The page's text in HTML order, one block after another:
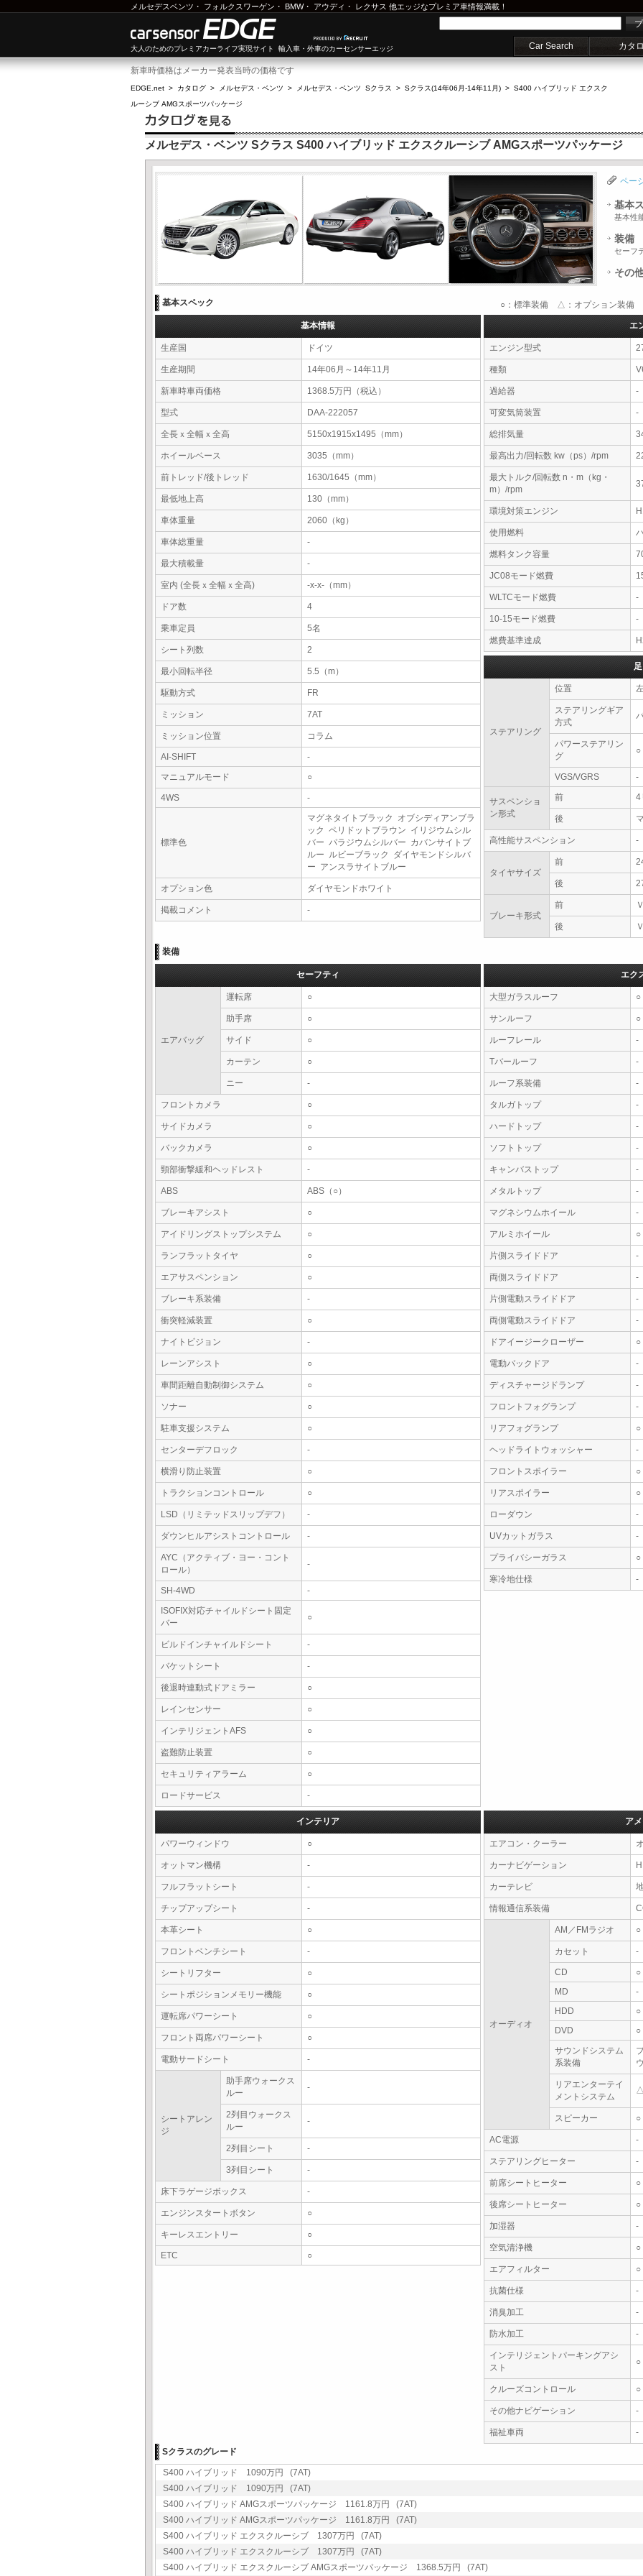
メルセデスベンツ ・ フォルクスワーゲン ・ BMW・ アウディ ・ レクサス 他エッジなプレミア車情報満載！
大人のためのプレミアカーライフ実現サイト 輸入車・外車のカーセンサーエッジ Car Search カタ
新車時価格はメーカー発表当時の価格です
EDGE.net > カタログ > メルセデス・ベンツ > メルセデス・ベンツ Sクラス > Sクラス(14年06月-14年11月) > S400 ハイブリッド エクスク
ルーシブ AMGスポーツパッケージ
メルセデス・ベンツ Sクラス S400 ハイブリッド エクスクルーシブ AMGスポーツパッケージ
ペー
基本
基本性
装備
セーフ
その
基本スペック ○：標準装備 △：オプション装備 -
基本情報
生産国 ドイツ
生産期間 14年06月～14年11月
新車時車両価格 1368.5万円（税込）
型式 DAA-222057
全長ｘ全幅ｘ全高 5150x1915x1495（mm）
ホイールベース 3035（mm）
前トレッド/後トレッド 1630/1645（mm）
最低地上高 130（mm）
車体重量 2060（kg）
車体総重量 -
最大積載量 -
室内 (全長ｘ全幅ｘ全高) -x-x-（mm）
ドア数 4
乗車定員 5名
シート列数 2
最小回転半径 5.5（m）
駆動方式 FR
ミッション 7AT
ミッション位置 コラム
AI-SHIFT
-
マニュアルモード
○
4WS -
標準色
マグネタイトブラック オブシディアンブラ
ック ペリドットブラウン イリジウムシル
バー パラジウムシルバー カバンサイトブ
ルー ルビーブラック ダイヤモンドシルバ
ー アンスラサイトブルー
オプション色 ダイヤモンドホワイト
掲載コメント -
エ
エンジン型式
種類
過給器 -
可変気筒装置 -
総排気量
最高出力/回転数 kw（ps）/rpm
最大トルク/回転数 n・m（kg・
m）/rpm
環境対策エンジン
使用燃料
燃料タンク容量
JC08モード燃費
WLTCモード燃費 -
10-15モード燃費 -
燃費基準達成
ステアリング
位置
ステアリングギア
方式
パワーステアリン
グ
○
VGS/VGRS -
サスペンショ
ン形式
前 4
後
高性能サスペンション -
タイヤサイズ
前
後
ブレーキ形式
前
後
装備
セーフティ
エアバッグ
運転席 ○
助手席 ○
サイド ○
カーテン ○
ニー -
フロントカメラ ○
サイドカメラ ○
バックカメラ ○
頸部衝撃緩和ヘッドレスト -
ABS ABS（○）
ブレーキアシスト ○
アイドリングストップシステム ○
ランフラットタイヤ ○
エアサスペンション ○
ブレーキ系装備 -
衝突軽減装置 ○
ナイトビジョン -
レーンアシスト ○
車間距離自動制御システム ○
ソナー ○
駐車支援システム ○
センターデフロック -
横滑り防止装置 ○
トラクションコントロール ○
LSD（リミテッドスリップデフ） -
ダウンヒルアシストコントロール -
AYC（アクティブ・ヨー・コント
ロール）
-
SH-4WD
-
ISOFIX対応チャイルドシート固定
バー
○
ビルドインチャイルドシート -
バケットシート -
後退時連動式ドアミラー ○
レインセンサー ○
インテリジェントAFS ○
盗難防止装置 ○
セキュリティアラーム ○
ロードサービス -
エク
大型ガラスルーフ ○
サンルーフ ○
ルーフレール -
Tバールーフ -
ルーフ系装備 -
タルガトップ -
ハードトップ -
ソフトトップ -
キャンバストップ -
メタルトップ -
マグネシウムホイール -
アルミホイール ○
片側スライドドア -
両側スライドドア -
片側電動スライドドア -
両側電動スライドドア -
ドアイージークローザー ○
電動バックドア -
ディスチャージドランプ -
フロントフォグランプ -
リアフォグランプ ○
ヘッドライトウォッシャー -
フロントスポイラー ○
リアスポイラー ○
ローダウン -
UVカットガラス -
プライバシーガラス ○
寒冷地仕様 -
インテリア
パワーウィンドウ ○
オットマン機構 -
フルフラットシート -
チップアップシート -
本革シート ○
フロントベンチシート -
シートリフター ○
シートポジションメモリー機能 ○
運転席パワーシート ○
フロント両席パワーシート ○
電動サードシート -
シートアレン
ジ
助手席ウォークス
ルー
-
2列目ウォークス
ルー
-
2列目シート -
3列目シート -
床下ラゲージボックス -
エンジンスタートボタン ○
キーレスエントリー ○
ETC ○
ア
エアコン・クーラー
カーナビゲーション
カーテレビ
情報通信系装備
オーディオ
AM／FMラジオ ○
カセット -
CD
○
MD
-
HDD
○
DVD
○
サウンドシステム
系装備
リアエンターテイ
メントシステム
スピーカー ○
AC電源 -
ステアリングヒーター -
前席シートヒーター ○
後席シートヒーター ○
加湿器 -
空気清浄機 ○
エアフィルター ○
抗菌仕様 -
消臭加工 -
防水加工 -
インテリジェントパーキングアシ
スト
○
クルーズコントロール ○
その他ナビゲーション -
福祉車両
-
Sクラスのグレード
S400 ハイブリッド 1090万円 (7AT)
S400 ハイブリッド 1090万円 (7AT)
S400 ハイブリッド AMGスポーツパッケージ 1161.8万円 (7AT)
S400 ハイブリッド AMGスポーツパッケージ 1161.8万円 (7AT)
S400 ハイブリッド エクスクルーシブ 1307万円 (7AT)
S400 ハイブリッド エクスクルーシブ 1307万円 (7AT)
S400 ハイブリッド エクスクルーシブ AMGスポーツパッケージ 1368.5万円 (7AT)